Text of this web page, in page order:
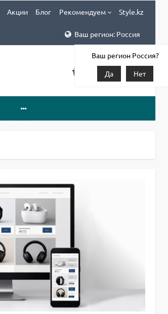
Акции Блог Рекомендуем Style.kz
Ваш регион: Россия
Ваш регион Россия?
Да
Нет